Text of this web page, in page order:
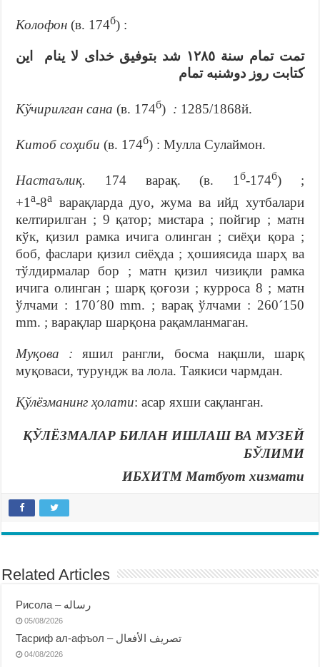
Колофон(в. 174б) :
تمت تمام سنة ١٢٨٥ شد بتوفيق خداى لا ينام اين
كتابت روز دوشنبه تمام
Кўчирилган сана(в. 174б) : 1285/1868й.
Китоб соҳиби(в. 174б) : Мулла Сулаймон.
Настаълиқ. 174 варақ. (в. 1б-174б) ;
+1а-8а
варақларда дуо, жума ва ийд хутбалари
келтирилган ; 9 қатор; мистара ; пойгир ; матн
кўк, қизил рамка ичига олинган ; сиёҳи қора ;
боб, фаслари қизил сиёҳда ; ҳошиясида шарҳ ва
тўлдирмалар бор ; матн қизил чизиқли рамка
ичига олинган ; шарқ қоғози ; курроса 8 ; матн
ўлчами : 170´80 mm. ; варақ ўлчами : 260´150
mm. ; варақлар шарқона рақамланмаган.
Муқова : яшил рангли, босма нақшли, шарқ
муқоваси, турундж ва лола. Таякиси чармдан.
Қўлёзманинг ҳолати: асар яхши сақланган.
ҚЎЛЁЗМАЛАР БИЛАН ИШЛАШ ВА МУЗЕЙ
БЎЛИМИ
ИБХИТМ Матбуот хизмати
Related Articles
Рисола – رساله
05/08/2026
Тасриф ал-афъол – تصريف الأفعال
04/08/2026